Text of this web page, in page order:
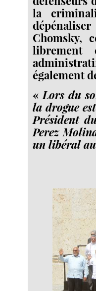
la
Chomsky,
librement
également
«Lors du
la drogue
Président
Perez
un libéral